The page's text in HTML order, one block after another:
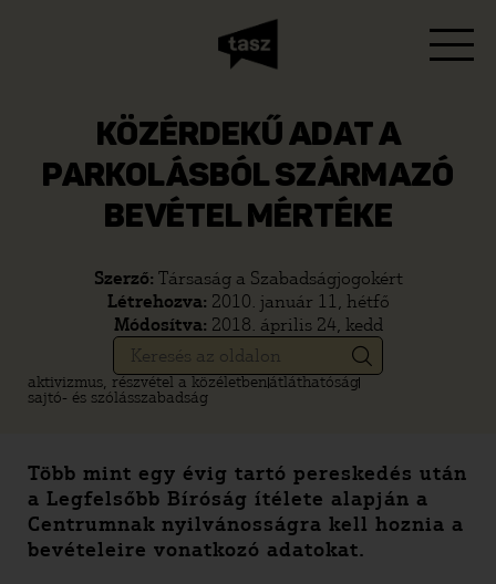
KÖZÉRDEKŰ ADAT A
PARKOLÁSBÓL SZÁRMAZÓ
BEVÉTEL MÉRTÉKE
Szerző: Társaság a Szabadságjogokért
Létrehozva: 2010. január 11, hétfő
Módosítva: 2018. április 24, kedd
aktivizmus, részvétel a közéletbenátláthatóság
sajtó- és szólásszabadság
Több mint egy évig tartó pereskedés után
a Legfelsőbb Bíróság ítélete alapján a
Centrumnak nyilvánosságra kell hoznia a
bevételeire vonatkozó adatokat.